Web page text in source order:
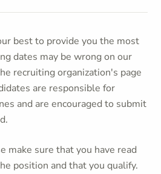
best to provide you the most
dates may be wrong on our
recruiting organization's page
are responsible for
and are encouraged to submit
make sure that you have read
position and that you qualify.